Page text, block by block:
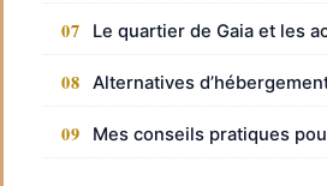
Le quartier de Gaia et les
Alternatives
Mes conseils pratiques